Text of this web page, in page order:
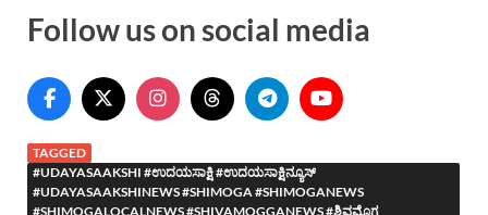
Follow us on social media
TAGGED
#UDAYASAAKSHI #ಉದಯಸಾಕ್ಷಿ #ಉದಯಸಾಕ್ಷಿನ್ಯೂಸ್
#UDAYASAAKSHINEWS #SHIMOGA #SHIMOGANEWS
#SHIMOGALOCALNEWS #SHIVAMOGGANEWS #ಶಿವಮೊಗ್ಗ